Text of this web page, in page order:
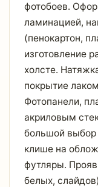
фотобоев.
ламинацией,
(пенокартон,
изготовление
холсте.
покрытие
Фотопанели,
акриловым
большой выбор
клише на
футляры.
белых,